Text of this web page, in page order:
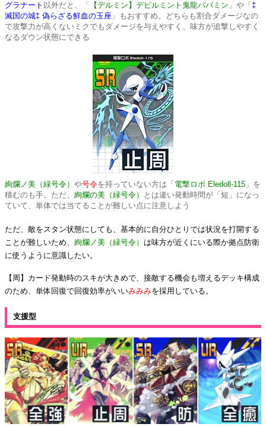
グラナート 以外だと、「 【デルミン】デビルミント鬼龍パパミン 」や「 ‡
滅国の城‡ 偽らざる鮮血の玉座 」もおすすめ。どちらも割合ダメージなの
で攻撃力が高くないミクでもダメージを与えやすく、味方が追撃しやすく
なるダウン状態にできる
絢爛ノ美（緑号令） や号令を持っていない方は「 電撃ロボ Eledoll-115 」を
積むのも手。ただ、 絢爛の美（緑号令）
とは違い発動時間が「短」になっ
ていて、単体では当てることが難しい点に注意しよう
ただ、敵をスタン状態にしても、基本的に自分ひとりでは状況を打開する
ことが難しいため、 絢爛ノ美（緑号令） は味方が近くにいる際か拠点防衛
に使うように意識したい。
【周】カード発動時のスキが大きめで、接敵する機会も増えるデッキ構成
のため、単体回復で回復効率がいいみみみを採用している。
支援型